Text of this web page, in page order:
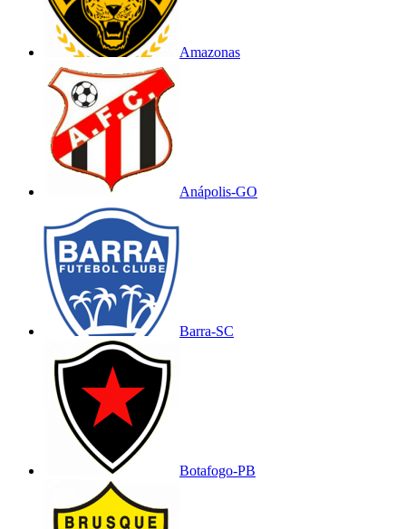
Amazonas
Anápolis-GO
Barra-SC
Botafogo-PB